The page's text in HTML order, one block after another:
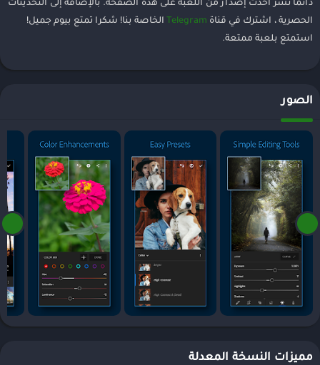
دائمًا نشر أحدث إصدار من اللعبة على هذه الصفحة. بالإضافة إلى التحديثات
الحصرية ، اشترك في قناة Telegram الخاصة بنا! شكرا تمتع بيوم جميل!
استمتع بلعبة ممتعة.
الصور
مميزات النسخة المعدلة